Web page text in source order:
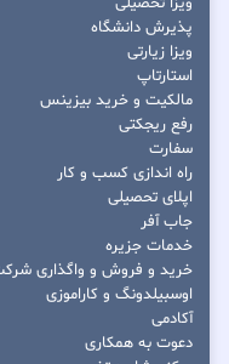
پذیرش دانشگاه
ویزا زیارتی
استارتاپ
مالکیت و خرید بیزینس
رفع ریجکتی
سفارت
راه اندازی کسب و کار
اپلای تحصیلی
جاب آفر
خدمات جزیره
خرید و فروش و واگذاری
اوسبیلدونگ و کاراموزی
آکادمی
دعوت به همکاری